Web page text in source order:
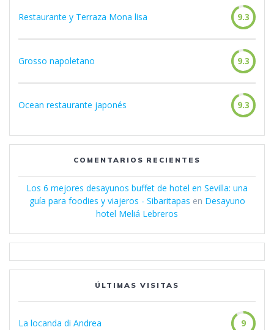
Restaurante y Terraza Mona lisa 9.3
Grosso napoletano 9.3
Ocean restaurante japonés 9.3
COMENTARIOS RECIENTES
Los 6 mejores desayunos buffet de hotel en Sevilla: una
guía para foodies y viajeros - Sibaritapas en Desayuno
hotel Meliá Lebreros
ÚLTIMAS VISITAS
La locanda di Andrea 9